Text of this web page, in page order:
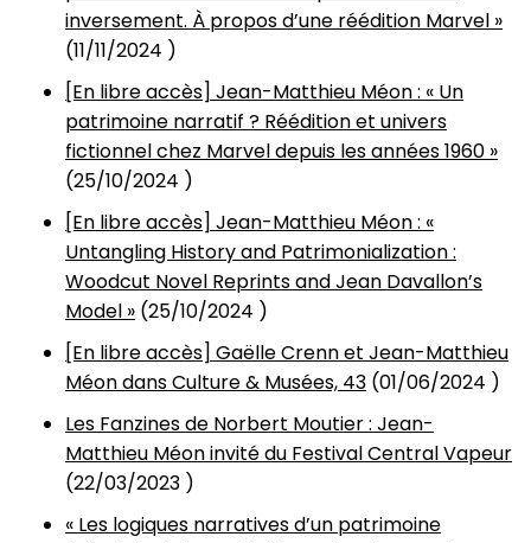
inversement. À propos d’une réédition Marvel »
(11/11/2024 )
[En libre accès] Jean-Matthieu Méon : « Un
patrimoine narratif ? Réédition et univers
fictionnel chez Marvel depuis les années 1960 »
(25/10/2024 )
[En libre accès] Jean-Matthieu Méon : «
Untangling History and Patrimonialization :
Woodcut Novel Reprints and Jean Davallon’s
Model » (25/10/2024 )
[En libre accès] Gaëlle Crenn et Jean-Matthieu
Méon dans Culture & Musées, 43 (01/06/2024 )
Les Fanzines de Norbert Moutier : Jean-
Matthieu Méon invité du Festival Central Vapeur
(22/03/2023 )
« Les logiques narratives d’un patrimoine